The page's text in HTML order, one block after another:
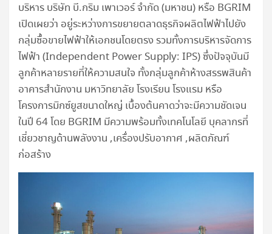
บริหาร บริษัท บี.กริม เพาเวอร์ จำกัด (มหาชน) หรือ BGRIM
เปิดเผยว่า อยู่ระหว่างการขยายตลาดธุรกิจผลิตไฟฟ้าไปยัง
กลุ่มซื้อขายไฟฟ้าให้เอกชนโดยตรง รวมทั้งการบริหารจัดการ
ไฟฟ้า (Independent Power Supply: IPS) ซึ่งปัจจุบันมี
ลูกค้าหลายรายที่ให้ความสนใจ ทั้งกลุ่มลูกค้าห้างสรรพสินค้า
อาคารสำนักงาน มหาวิทยาลัย โรงเรียน โรงแรม หรือ
โครงการมิกซ์ยูสขนาดใหญ่ เบื้องต้นคาดว่าจะมีความชัดเจน
ในปี 64 โดย BGRIM มีความพร้อมทั้งเทคโนโลยี บุคลากรที่
เชี่ยวชาญด้านพลังงาน ,เครื่องปรับอากาศ ,ผลิตภัณฑ์
ก่อสร้าง